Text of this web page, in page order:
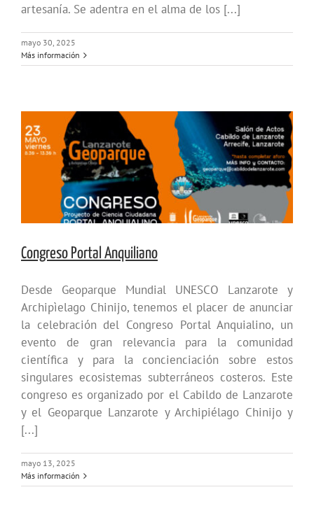
artesanía. Se adentra en el alma de los [...]
mayo 30, 2025
Más información
Congreso Portal Anquiliano
Desde Geoparque Mundial UNESCO Lanzarote y
Archipìelago Chinijo, tenemos el placer de anunciar
la celebración del Congreso Portal Anquialino, un
evento de gran relevancia para la comunidad
científica y para la concienciación sobre estos
singulares ecosistemas subterráneos costeros. Este
congreso es organizado por el Cabildo de Lanzarote
y el Geoparque Lanzarote y Archipiélago Chinijo y
[...]
mayo 13, 2025
Más información